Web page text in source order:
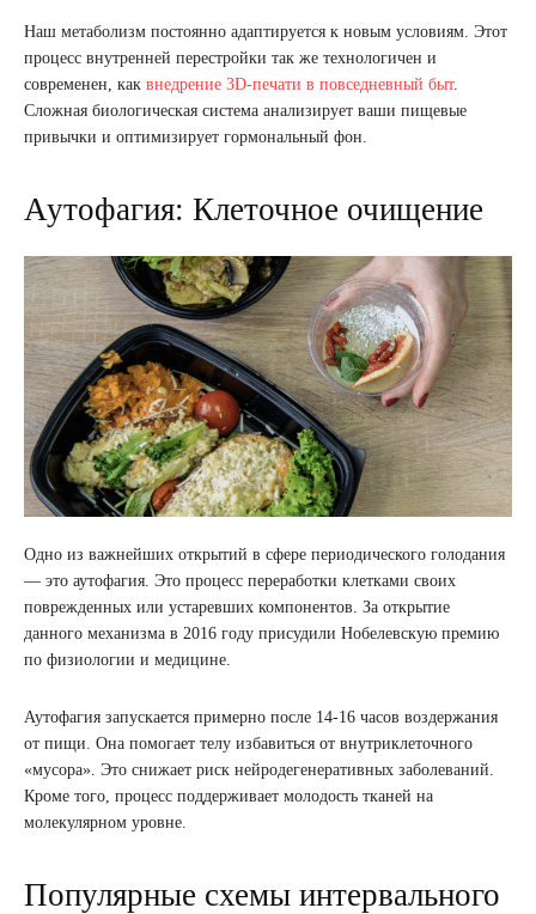
Наш метаболизм постоянно адаптируется к новым условиям. Этот
процесс внутренней перестройки так же технологичен и
современен, как внедрение 3D-печати в повседневный быт.
Сложная биологическая система анализирует ваши пищевые
привычки и оптимизирует гормональный фон.
Аутофагия: Клеточное очищение
Одно из важнейших открытий в сфере периодического голодания
— это аутофагия. Это процесс переработки клетками своих
поврежденных или устаревших компонентов. За открытие
данного механизма в 2016 году присудили Нобелевскую премию
по физиологии и медицине.
Аутофагия запускается примерно после 14-16 часов воздержания
от пищи. Она помогает телу избавиться от внутриклеточного
«мусора». Это снижает риск нейродегенеративных заболеваний.
Кроме того, процесс поддерживает молодость тканей на
молекулярном уровне.
Популярные схемы интервального